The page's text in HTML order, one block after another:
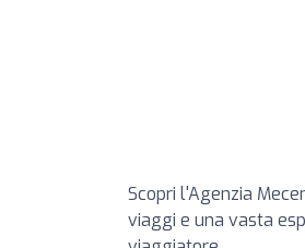
Scopri l'Agenzia
viaggi e una vasta